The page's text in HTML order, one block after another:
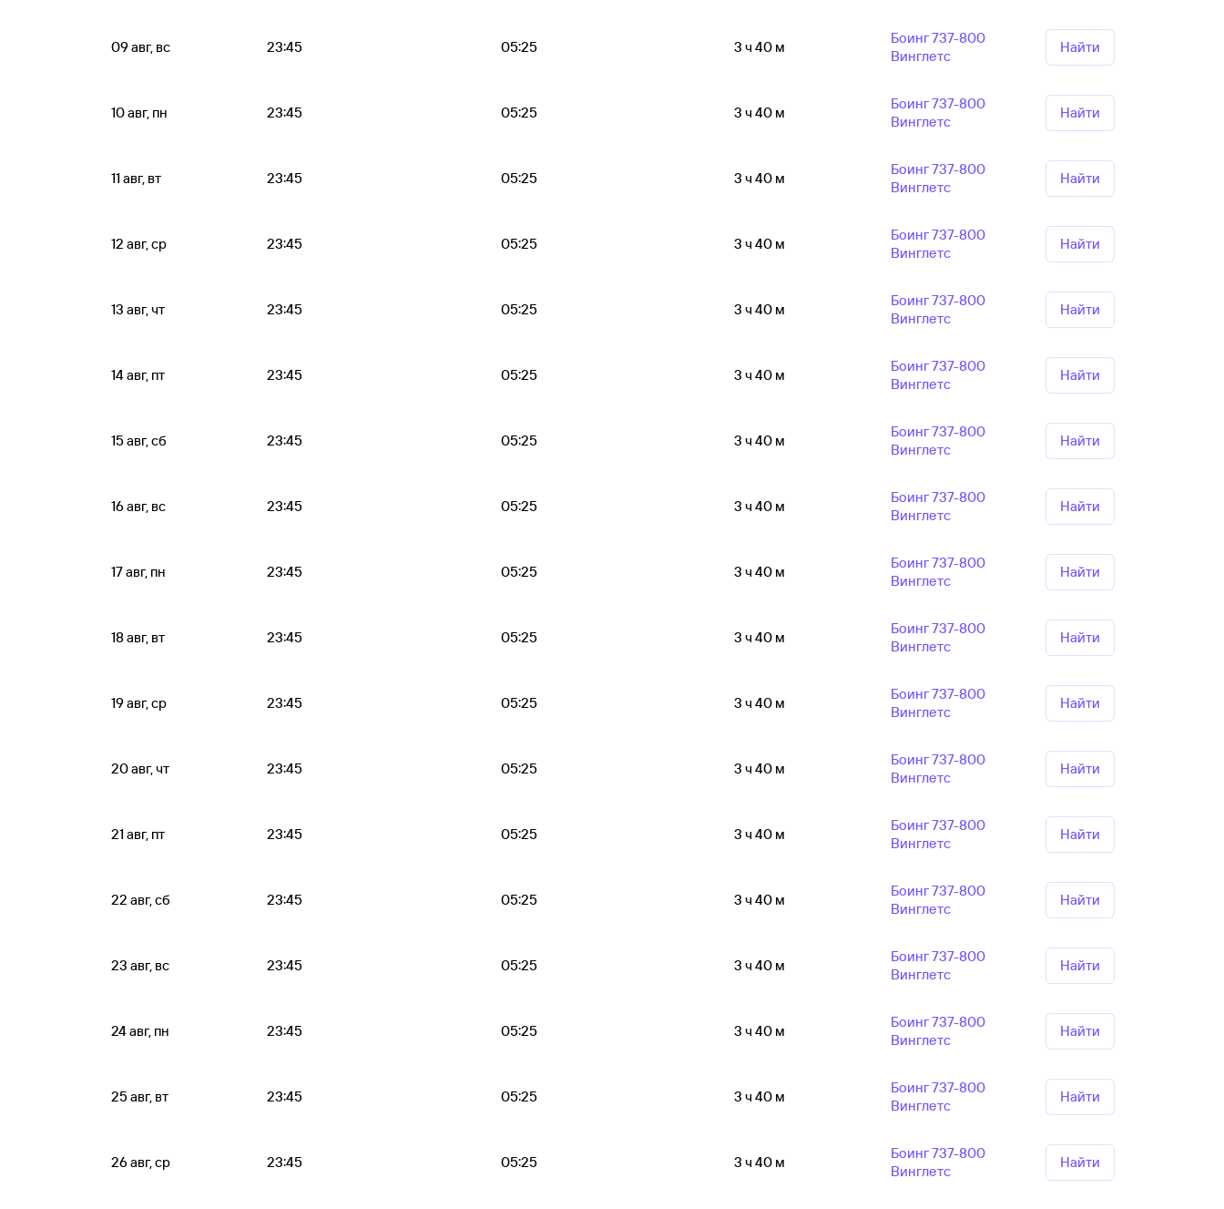
09 авг, вс 23:45 05:25 3 ч 40 м
Боинг 737-800
Винглетс
Найти
10 авг, пн 23:45 05:25 3 ч 40 м
Боинг 737-800
Винглетс
Найти
11 авг, вт 23:45 05:25 3 ч 40 м
Боинг 737-800
Винглетс
Найти
12 авг, ср 23:45 05:25 3 ч 40 м
Боинг 737-800
Винглетс
Найти
13 авг, чт 23:45 05:25 3 ч 40 м
Боинг 737-800
Винглетс
Найти
14 авг, пт 23:45 05:25 3 ч 40 м
Боинг 737-800
Винглетс
Найти
15 авг, сб 23:45 05:25 3 ч 40 м
Боинг 737-800
Винглетс
Найти
16 авг, вс 23:45 05:25 3 ч 40 м
Боинг 737-800
Винглетс
Найти
17 авг, пн 23:45 05:25 3 ч 40 м
Боинг 737-800
Винглетс
Найти
18 авг, вт 23:45 05:25 3 ч 40 м
Боинг 737-800
Винглетс
Найти
19 авг, ср 23:45 05:25 3 ч 40 м
Боинг 737-800
Винглетс
Найти
20 авг, чт 23:45 05:25 3 ч 40 м
Боинг 737-800
Винглетс
Найти
21 авг, пт 23:45 05:25 3 ч 40 м
Боинг 737-800
Винглетс
Найти
22 авг, сб 23:45 05:25 3 ч 40 м
Боинг 737-800
Винглетс
Найти
23 авг, вс 23:45 05:25 3 ч 40 м
Боинг 737-800
Винглетс
Найти
24 авг, пн 23:45 05:25 3 ч 40 м
Боинг 737-800
Винглетс
Найти
25 авг, вт 23:45 05:25 3 ч 40 м
Боинг 737-800
Винглетс
Найти
26 авг, ср 23:45 05:25 3 ч 40 м
Боинг 737-800
Винглетс
Найти